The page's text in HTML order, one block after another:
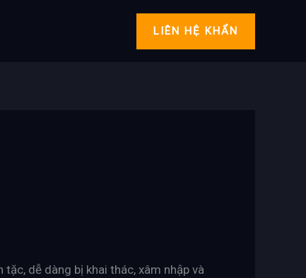
LIÊN HỆ KHẨN
dễ dàng bị khai thác, xâm nhập và